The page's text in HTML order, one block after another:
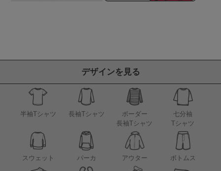
デザインを見る
半袖Tシャツ 長袖Tシャツ
ボーダー
長袖Tシャツ
七分袖
Tシャツ
スウェット パーカ アウター ボトムス